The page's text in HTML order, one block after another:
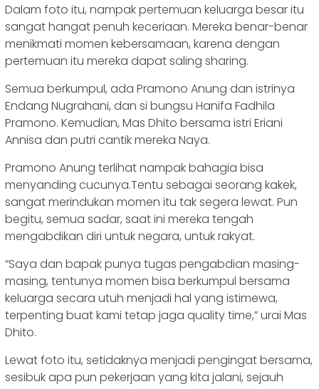
Dalam foto itu, nampak pertemuan keluarga besar itu
sangat hangat penuh keceriaan. Mereka benar-benar
menikmati momen kebersamaan, karena dengan
pertemuan itu mereka dapat saling sharing.
Semua berkumpul, ada Pramono Anung dan istrinya
Endang Nugrahani, dan si bungsu Hanifa Fadhila
Pramono. Kemudian, Mas Dhito bersama istri Eriani
Annisa dan putri cantik mereka Naya.
Pramono Anung terlihat nampak bahagia bisa
menyanding cucunya.Tentu sebagai seorang kakek,
sangat merindukan momen itu tak segera lewat. Pun
begitu, semua sadar, saat ini mereka tengah
mengabdikan diri untuk negara, untuk rakyat.
“Saya dan bapak punya tugas pengabdian masing-
masing, tentunya momen bisa berkumpul bersama
keluarga secara utuh menjadi hal yang istimewa,
terpenting buat kami tetap jaga quality time,” urai Mas
Dhito.
Lewat foto itu, setidaknya menjadi pengingat bersama,
sesibuk apa pun pekerjaan yang kita jalani, sejauh